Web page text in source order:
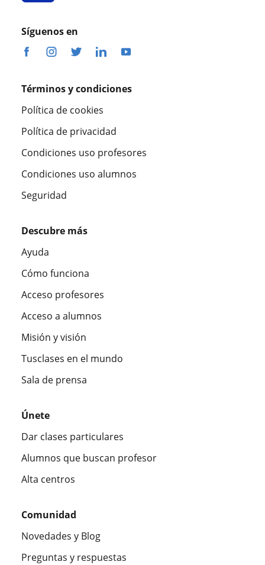
Síguenos en
Términos y condiciones
Política de cookies
Política de privacidad
Condiciones uso profesores
Condiciones uso alumnos
Seguridad
Descubre más
Ayuda
Cómo funciona
Acceso profesores
Acceso a alumnos
Misión y visión
Tusclases en el mundo
Sala de prensa
Únete
Dar clases particulares
Alumnos que buscan profesor
Alta centros
Comunidad
Novedades y Blog
Preguntas y respuestas